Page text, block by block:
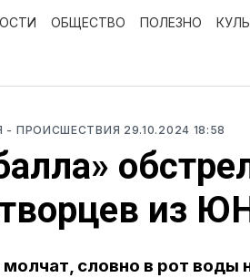
ОБЩЕСТВО ПОЛЕЗНО
- ПРОИСШЕСТВИЯ 29.10.2024 18:58
из
словно в рот воды